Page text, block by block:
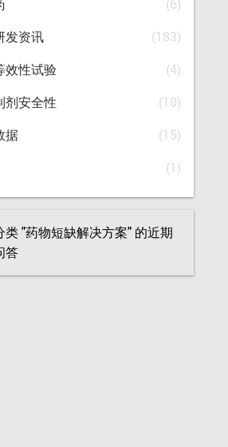
(6)
发资讯
(183)
效性试验
(4)
剂安全性
(10)
据
(15)
(1)
类 "药物短缺解决方案" 的近期
答